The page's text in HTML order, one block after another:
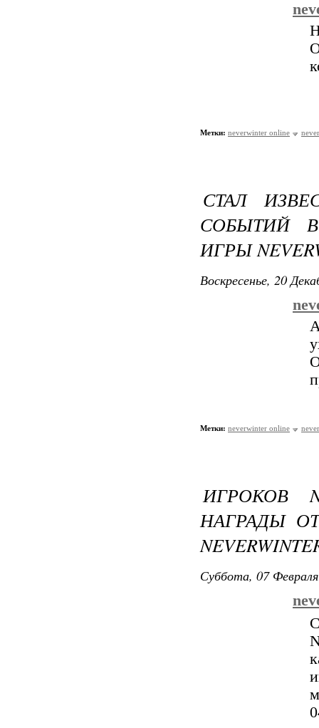
Метки: neverwinter online
СТАЛ
СОБЫТИЙ В
ИГРЫ
Воскресенье, 20
Метки: neverwinter online
ИГРОКОВ
НАГРАДЫ
Суббота, 07